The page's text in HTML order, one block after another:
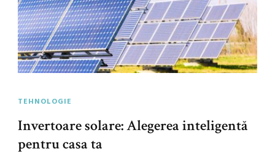
TEHNOLOGIE
Invertoare solare: Alegerea inteligentă
pentru casa ta